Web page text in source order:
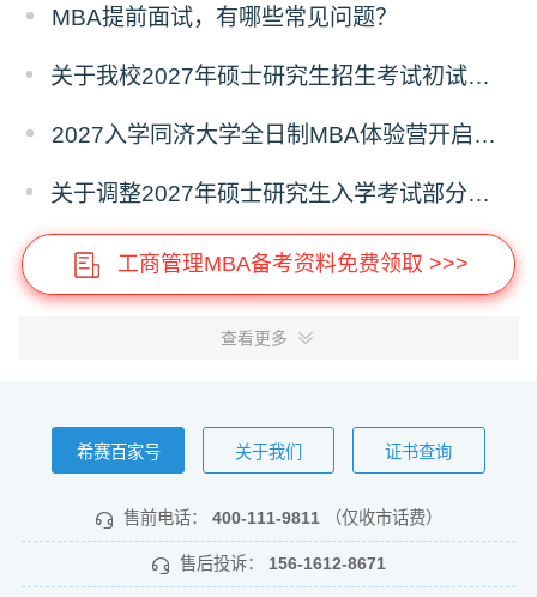
MBA提前面试，有哪些常见问题？
关于我校2027年硕士研究生招生考试初试科目调整的补充公告
2027入学同济大学全日制MBA体验营开启报名！
关于调整2027年硕士研究生入学考试部分专业考试科目的通知
工商管理MBA备考资料免费领取 >>>
查看更多
希赛百家号 关于我们 证书查询
售前电话： 400-111-9811 （仅收市话费）
售后投诉： 156-1612-8671